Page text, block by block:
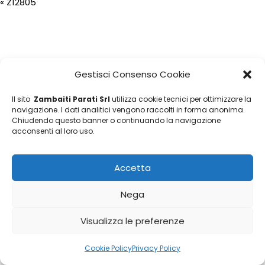
Gestisci Consenso Cookie
Il sito Zambaiti Parati Srl utilizza cookie tecnici per ottimizzare la
navigazione. I dati analitici vengono raccolti in forma anonima.
Chiudendo questo banner o continuando la navigazione
acconsenti al loro uso.
Accetta
Nega
Visualizza le preferenze
Cookie PolicyPrivacy Policy